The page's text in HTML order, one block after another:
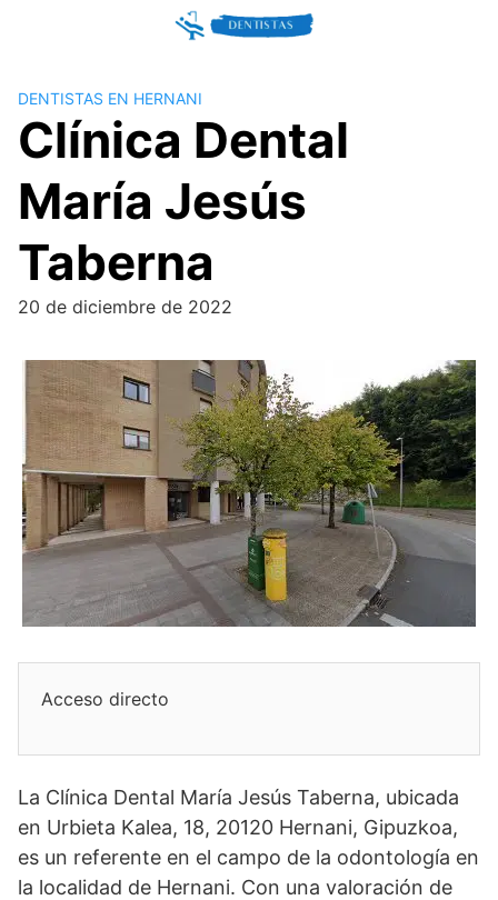
DENTISTAS EN HERNANI
Clínica Dental
María Jesús
Taberna
20 de diciembre de 2022
Acceso directo
La Clínica Dental María Jesús Taberna, ubicada
en Urbieta Kalea, 18, 20120 Hernani, Gipuzkoa,
es un referente en el campo de la odontología en
la localidad de Hernani. Con una valoración de